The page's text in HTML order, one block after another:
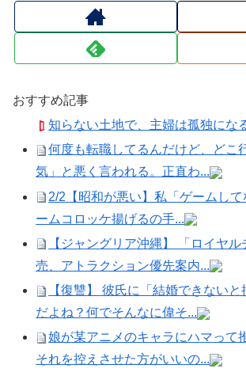
おすすめ記事
知らない土地で、主婦は孤独にな
何度も転職してるんだけど、どこ
気」と悪く言われる。正直わ...
2/2【昭和が悪い】私「ゲームして
ームコロッケ揚げるの手...
【ジャングリア沖縄】 「ロイヤ
売、アトラクション優先案内...
【復讐】 彼氏に「結婚できない
だよね？何でそんなに偉そ...
娘が某アニメのキャラにハマって
それを控えさせた方がいいの...